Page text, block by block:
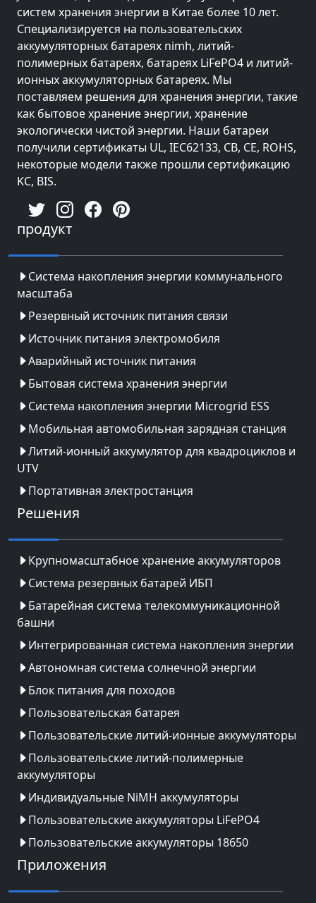
систем хранения энергии в Китае более 10 лет.
Специализируется на пользовательских
аккумуляторных батареях nimh, литий-
полимерных батареях, батареях LiFePO4 и литий-
ионных аккумуляторных батареях. Мы
поставляем решения для хранения энергии, такие
как бытовое хранение энергии, хранение
экологически чистой энергии. Наши батареи
получили сертификаты UL, IEC62133, CB, CE, ROHS,
некоторые модели также прошли сертификацию
KC, BIS.
продукт
Система накопления энергии коммунального
масштаба
Резервный источник питания связи
Источник питания электромобиля
Аварийный источник питания
Бытовая система хранения энергии
Система накопления энергии Microgrid ESS
Мобильная автомобильная зарядная станция
Литий-ионный аккумулятор для квадроциклов и
UTV
Портативная электростанция
Решения
Крупномасштабное хранение аккумуляторов
Система резервных батарей ИБП
Батарейная система телекоммуникационной
башни
Интегрированная система накопления энергии
Автономная система солнечной энергии
Блок питания для походов
Пользовательская батарея
Пользовательские литий-ионные аккумуляторы
Пользовательские литий-полимерные
аккумуляторы
Индивидуальные NiMH аккумуляторы
Пользовательские аккумуляторы LiFePO4
Пользовательские аккумуляторы 18650
Приложения